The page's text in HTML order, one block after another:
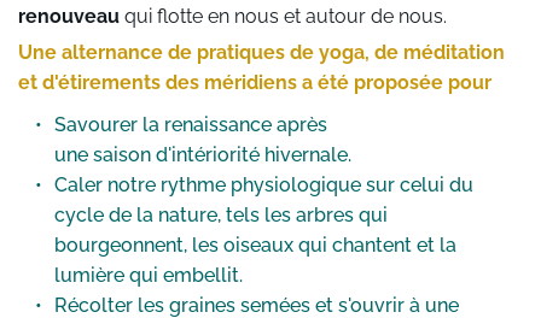
renouveau qui flotte en nous et autour de nous.
Une alternance de pratiques de yoga, de méditation
et d'étirements des méridiens a été proposée pour
Savourer la renaissance après
une saison d'intériorité hivernale.
Caler notre rythme physiologique sur celui du
cycle de la nature, tels les arbres qui
bourgeonnent, les oiseaux qui chantent et la
lumière qui embellit.
Récolter les graines semées et s'ouvrir à une